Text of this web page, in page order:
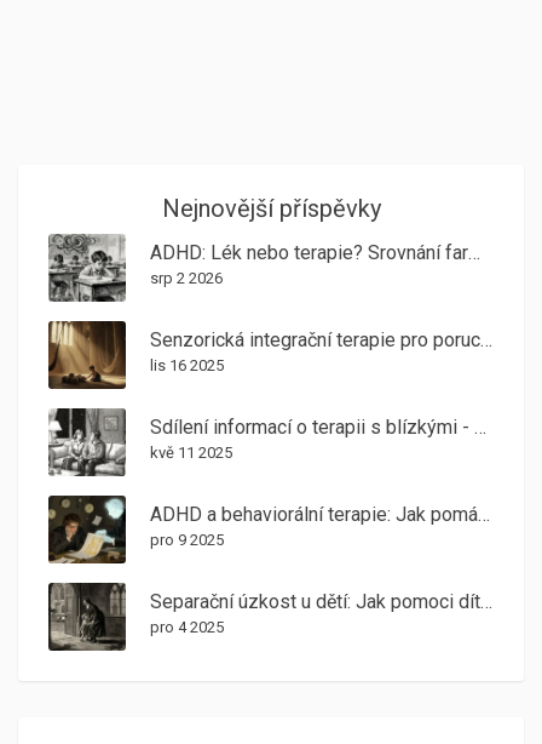
Nejnovější příspěvky
ADHD: Lék nebo terapie? Srovnání farmakologické a behaviorální léčby
srp 2 2026
Senzorická integrační terapie pro poruchu autistického spektra: Jak pomáhá se smyslovou citlivostí
lis 16 2025
Sdílení informací o terapii s blízkými - bezpečný a respektující postup
kvě 11 2025
ADHD a behaviorální terapie: Jak pomáhá KBT při hyperaktivitě a nepozornosti v České republice
pro 9 2025
Separační úzkost u dětí: Jak pomoci dítěti pomocí psychoterapie
pro 4 2025